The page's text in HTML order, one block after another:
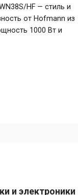
HF — стиль и
от Hofmann из
1000 Вт и
сталь
и электроники